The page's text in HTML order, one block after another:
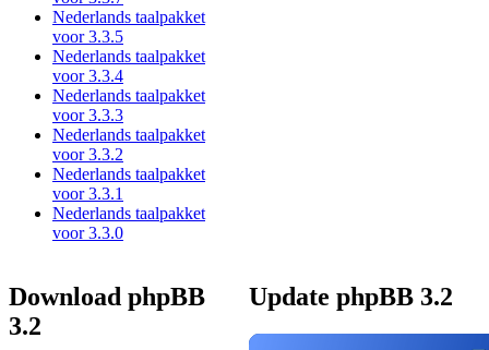
Nederlands taalpakket
voor 3.3.5
Nederlands taalpakket
voor 3.3.4
Nederlands taalpakket
voor 3.3.3
Nederlands taalpakket
voor 3.3.2
Nederlands taalpakket
voor 3.3.1
Nederlands taalpakket
voor 3.3.0
Download phpBB
3.2
Update phpBB 3.2